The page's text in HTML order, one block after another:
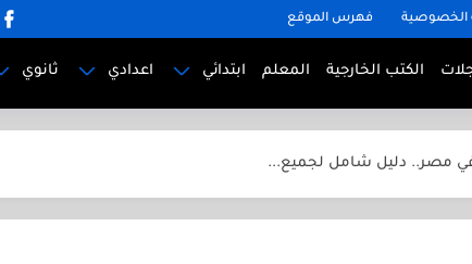
الخصوصية فهرس الموقع
الكتب الخارجية المعلم ابتدائي اعدادي ثانوي